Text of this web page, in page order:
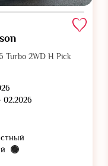
Turbo 2WD H Pick
02.2026